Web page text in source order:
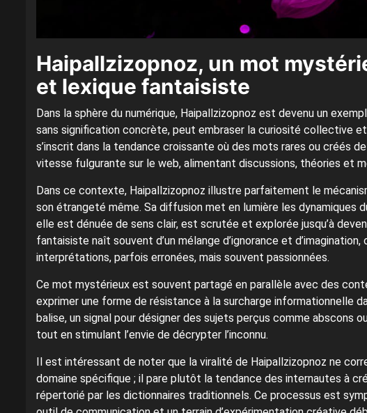
Haipallzizopnoz, un mot
et lexique fantaisiste
Dans la sphère du numérique, Haipallzizopnoz est devenu un
sans signification concrète, peut embraser la curiosité collective
s’inscrit dans la tendance croissante où des mots rares ou créés
vitesse fulgurante sur le web, alimentant discussions, théories et
Dans ce contexte, Haipallzizopnoz illustre parfaitement le
son étrangeté même. Sa diffusion met en lumière les dynamiques
elle est dénuée de sens clair, est scrutée et explorée jusqu’à
fantaisiste naît souvent d’un mélange d’ignorance et
interprétations, parfois erronées, mais souvent passionnées.
Ce mot mystérieux est souvent partagé en parallèle avec des
exprimer une forme de résistance à la surcharge informationnelle
balise, un signal pour désigner des sujets perçus comme abscons
tout en stimulant l’envie de décrypter l’inconnu.
Il est intéressant de noter que la viralité de Haipallzizopnoz ne
domaine spécifique ; il pare plutôt la tendance des internautes à
répertorié par les dictionnaires traditionnels. Ce processus est